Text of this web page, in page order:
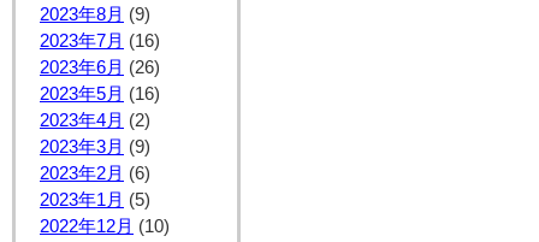
2023年8月 (9)
2023年7月 (16)
2023年6月 (26)
2023年5月 (16)
2023年4月 (2)
2023年3月 (9)
2023年2月 (6)
2023年1月 (5)
2022年12月 (10)